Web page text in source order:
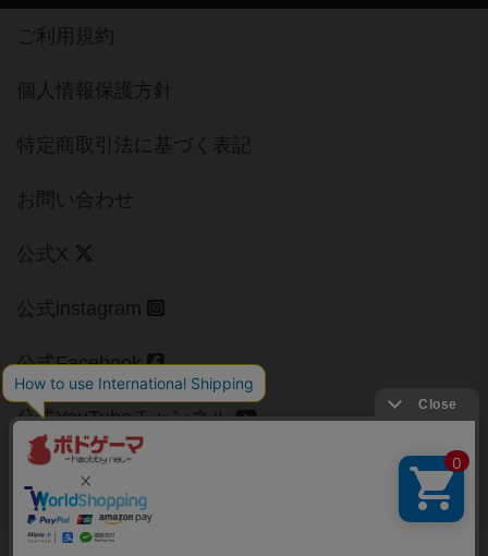
ご利用規約
個人情報保護方針
特定商取引法に基づく表記
お問い合わせ
公式X
公式instagram
公式Facebook
公式YouTubeチャンネル